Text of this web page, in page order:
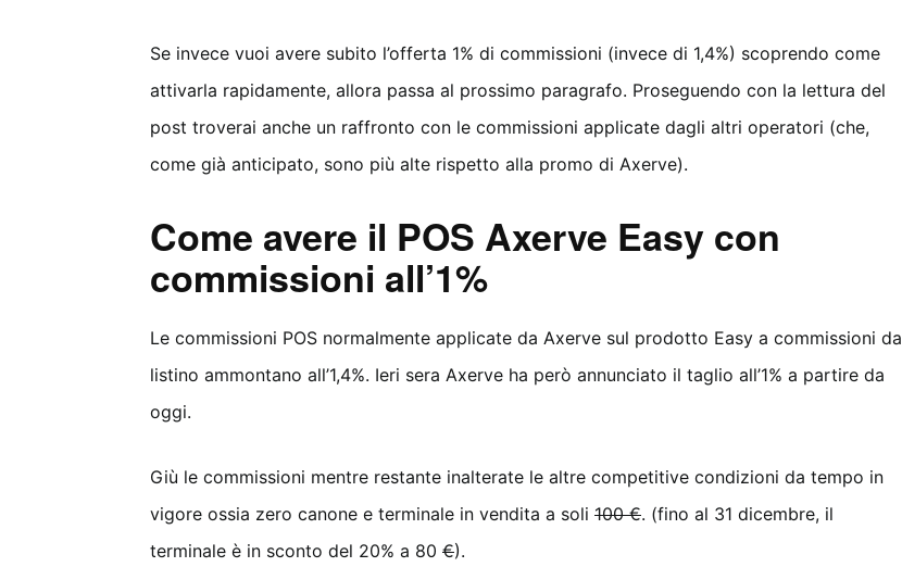
Se invece vuoi avere subito l’offerta 1% di commissioni (invece di 1,4%) scoprendo come
attivarla rapidamente, allora passa al prossimo paragrafo. Proseguendo con la lettura del
post troverai anche un raffronto con le commissioni applicate dagli altri operatori (che,
come già anticipato, sono più alte rispetto alla promo di Axerve).
Come avere il POS Axerve Easy con
commissioni all’1%
Le commissioni POS normalmente applicate da Axerve sul prodotto Easy a commissioni da
listino ammontano all’1,4%. Ieri sera Axerve ha però annunciato il taglio all’1% a partire da
oggi.
Giù le commissioni mentre restante inalterate le altre competitive condizioni da tempo in
vigore ossia zero canone e terminale in vendita a soli 100 €. (fino al 31 dicembre, il
terminale è in sconto del 20% a 80 €).